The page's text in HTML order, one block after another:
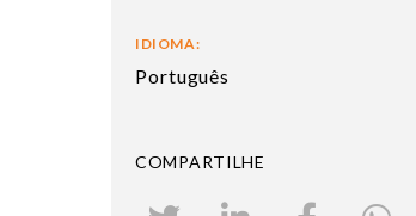
IDIOMA:
Português
COMPARTILHE